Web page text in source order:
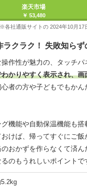
楽天市場
￥ 53,480
※各社通販サイトの 2024年10月17
ラクラク！ 失敗知らず
作性が魅力の、タッチパ
かりやすく表示され、画
者の方や子どもでもかん
機能や自動保温機能も
けば、帰ってすぐにご飯
おかずを作らなくて済ん
のもうれしいポイントで